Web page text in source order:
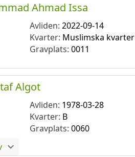
Ahmad Issa
Avliden:2022-09-14
Kvarter: Muslimska kvarter
Gravplats:0011
Algot
Avliden: 1978-03-28
Kvarter: B
Gravplats:0060